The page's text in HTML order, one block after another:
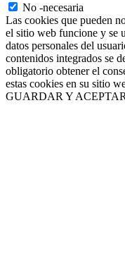
No -necesaria
Las cookies que pueden
el sitio web funcione y se
datos personales del
contenidos integrados se
obligatorio obtener el
estas cookies en su sitio
GUARDAR Y ACEPTAR